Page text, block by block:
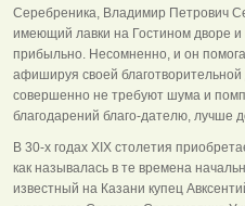
Серебреника, Владимир Петрович
имеющий лавки на Гостином дворе
прибыльно. Несомненно, и он
афишируя своей
совершенно не требуют шума и
благодарений благо-дателю, лучше
В 30-х годах XIX столетия
как называлась в те времена
известный на Казани купец